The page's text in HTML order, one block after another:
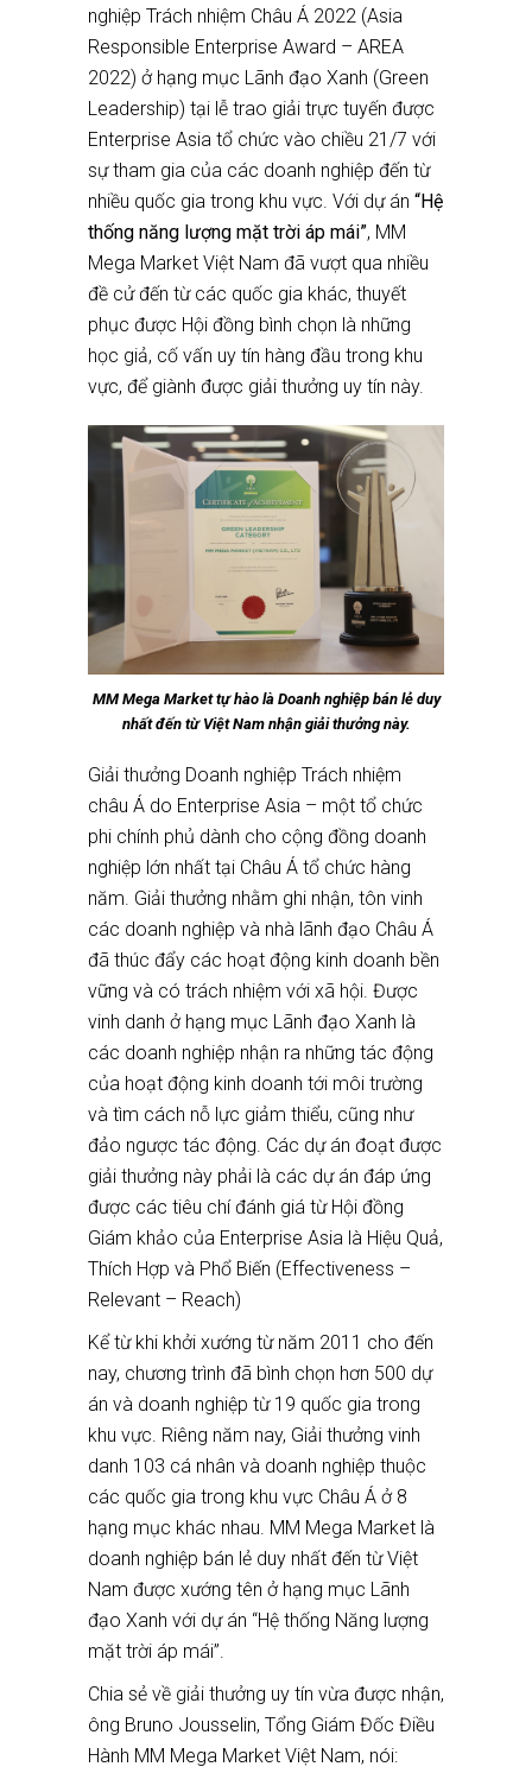
nghiệp Trách nhiệm Châu Á 2022 (Asia
Responsible Enterprise Award – AREA
2022) ở hạng mục Lãnh đạo Xanh (Green
Leadership) tại lễ trao giải trực tuyến được
Enterprise Asia tổ chức vào chiều 21/7 với
sự tham gia của các doanh nghiệp đến từ
nhiều quốc gia trong khu vực. Với dự án “Hệ
thống năng lượng mặt trời áp mái”, MM
Mega Market Việt Nam đã vượt qua nhiều
đề cử đến từ các quốc gia khác, thuyết
phục được Hội đồng bình chọn là những
học giả, cố vấn uy tín hàng đầu trong khu
vực, để giành được giải thưởng uy tín này.
MM Mega Market tự hào là Doanh nghiệp bán lẻ duy
nhất đến từ Việt Nam nhận giải thưởng này.
Giải thưởng Doanh nghiệp Trách nhiệm
châu Á do Enterprise Asia – một tổ chức
phi chính phủ dành cho cộng đồng doanh
nghiệp lớn nhất tại Châu Á tổ chức hàng
năm. Giải thưởng nhằm ghi nhận, tôn vinh
các doanh nghiệp và nhà lãnh đạo Châu Á
đã thúc đẩy các hoạt động kinh doanh bền
vững và có trách nhiệm với xã hội. Được
vinh danh ở hạng mục Lãnh đạo Xanh là
các doanh nghiệp nhận ra những tác động
của hoạt động kinh doanh tới môi trường
và tìm cách nỗ lực giảm thiểu, cũng như
đảo ngược tác động. Các dự án đoạt được
giải thưởng này phải là các dự án đáp ứng
được các tiêu chí đánh giá từ Hội đồng
Giám khảo của Enterprise Asia là Hiệu Quả,
Thích Hợp và Phổ Biến (Effectiveness –
Relevant – Reach)
Kể từ khi khởi xướng từ năm 2011 cho đến
nay, chương trình đã bình chọn hơn 500 dự
án và doanh nghiệp từ 19 quốc gia trong
khu vực. Riêng năm nay, Giải thưởng vinh
danh 103 cá nhân và doanh nghiệp thuộc
các quốc gia trong khu vực Châu Á ở 8
hạng mục khác nhau. MM Mega Market là
doanh nghiệp bán lẻ duy nhất đến từ Việt
Nam được xướng tên ở hạng mục Lãnh
đạo Xanh với dự án “Hệ thống Năng lượng
mặt trời áp mái”.
Chia sẻ về giải thưởng uy tín vừa được nhận,
ông Bruno Jousselin, Tổng Giám Đốc Điều
Hành MM Mega Market Việt Nam, nói: